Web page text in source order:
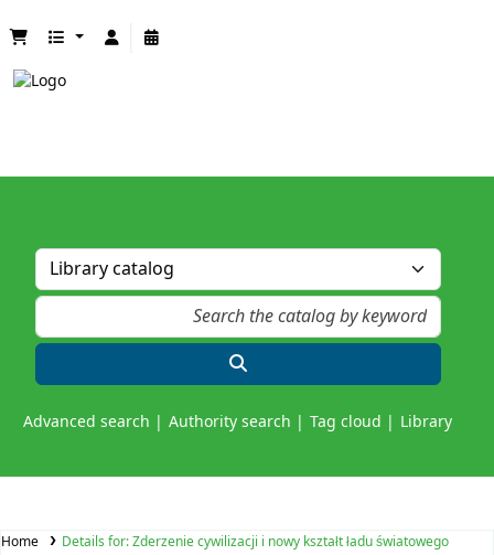
Advanced search Authority search Tag cloud Library
Home Details for:Zderzenie cywilizacji i nowy kształt ładu światowego